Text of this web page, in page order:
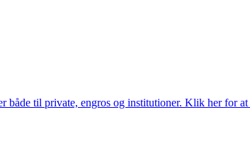
til private, engros og institutioner. Klik her for at